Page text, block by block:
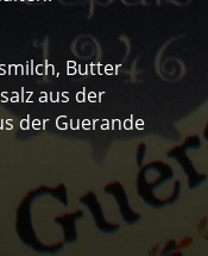
Butter
aus der
der Guerande